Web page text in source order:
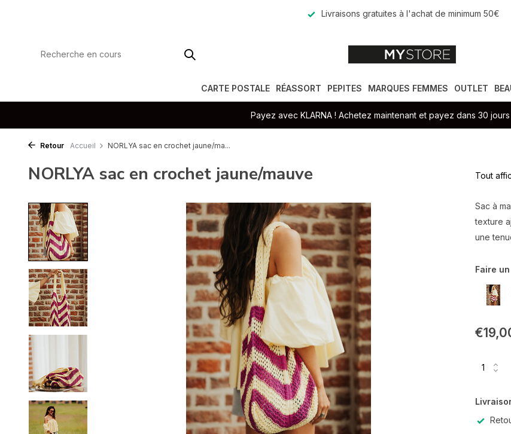
Livraisons gratuites à l'achat de minimum 50€
CARTE POSTALE RÉASSORT PEPITES MARQUES FEMMES OUTLET
Payez avec KLARNA ! Achetez maintenant et payez dans 30 jours
Retour Accueil NORLYA sac en crochet jaune/ma...
NORLYA sac en crochet jaune/mauve Tout
Sac à
texture
une
Faire